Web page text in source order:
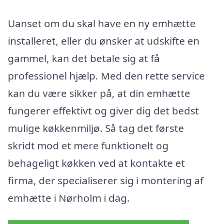
Uanset om du skal have en ny emhætte
installeret, eller du ønsker at udskifte en
gammel, kan det betale sig at få
professionel hjælp. Med den rette service
kan du være sikker på, at din emhætte
fungerer effektivt og giver dig det bedst
mulige køkkenmiljø. Så tag det første
skridt mod et mere funktionelt og
behageligt køkken ved at kontakte et
firma, der specialiserer sig i montering af
emhætte i Nørholm i dag.